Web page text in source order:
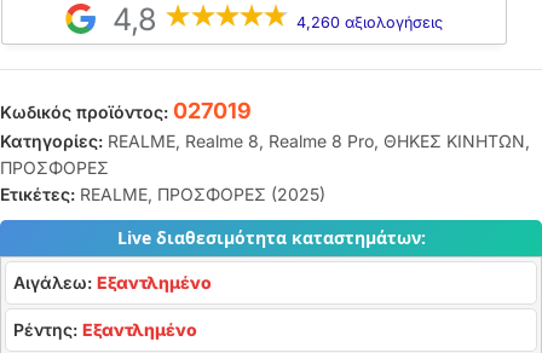
4,8 4,260 αξιολογήσεις
Κωδικός προϊόντος: 027019
Κατηγορίες: REALME, Realme 8, Realme 8 Pro, ΘΗΚΕΣ ΚΙΝΗΤΩΝ,
ΠΡΟΣΦΟΡΕΣ
Ετικέτες: REALME, ΠΡΟΣΦΟΡΕΣ (2025)
Live διαθεσιμότητα καταστημάτων:
Αιγάλεω: Εξαντλημένο
Ρέντης: Εξαντλημένο